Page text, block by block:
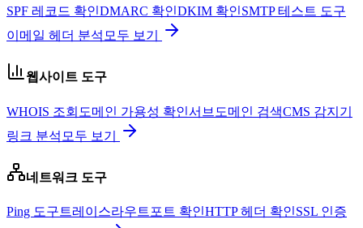
SPF 레코드 확인DMARC 확인DKIM 확인SMTP 테스트 도구
이메일 헤더 분석 모두 보기
웹사이트 도구
WHOIS 조회 도메인 가용성 확인서브도메인 검색CMS 감지기
링크 분석 모두 보기
네트워크 도구
Ping 도구 트레이스라우트 포트 확인HTTP 헤더 확인SSL 인증